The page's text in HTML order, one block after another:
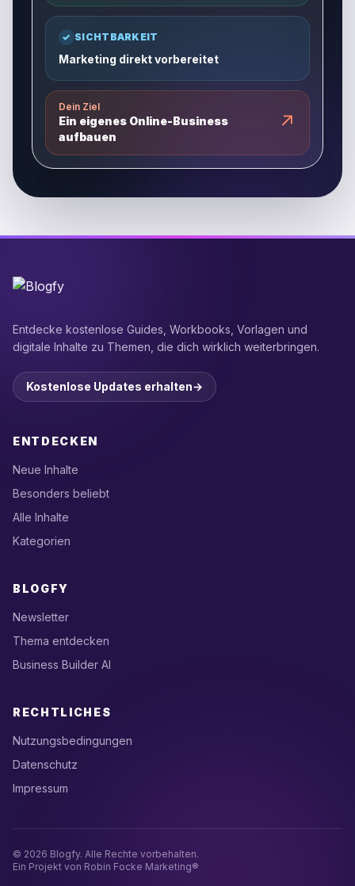
✓ SICHTBARKEIT
Marketing direkt vorbereitet
Dein Ziel
Ein eigenes Online-Business
aufbauen
↗
Entdecke kostenlose Guides, Workbooks, Vorlagen und
digitale Inhalte zu Themen, die dich wirklich weiterbringen.
Kostenlose Updates erhalten→
ENTDECKEN
Neue Inhalte
Besonders beliebt
Alle Inhalte
Kategorien
BLOGFY
Newsletter
Thema entdecken
Business Builder AI
RECHTLICHES
Nutzungsbedingungen
Datenschutz
Impressum
© 2026 Blogfy. Alle Rechte vorbehalten.
Ein Projekt von Robin Focke Marketing®